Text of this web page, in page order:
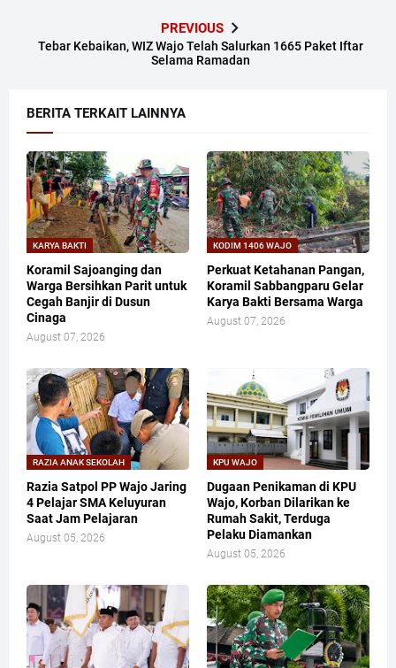
PREVIOUS
Tebar Kebaikan, WIZ Wajo Telah Salurkan 1665 Paket Iftar
Selama Ramadan
BERITA TERKAIT LAINNYA
KARYA BAKTI
Koramil Sajoanging dan
Warga Bersihkan Parit untuk
Cegah Banjir di Dusun
Cinaga
August 07, 2026
KODIM 1406 WAJO
Perkuat Ketahanan Pangan,
Koramil Sabbangparu Gelar
Karya Bakti Bersama Warga
August 07, 2026
RAZIA ANAK SEKOLAH
Razia Satpol PP Wajo Jaring
4 Pelajar SMA Keluyuran
Saat Jam Pelajaran
August 05, 2026
KPU WAJO
Dugaan Penikaman di KPU
Wajo, Korban Dilarikan ke
Rumah Sakit, Terduga
Pelaku Diamankan
August 05, 2026